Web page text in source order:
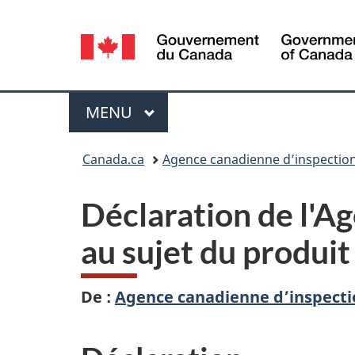
Sélection
de
la
langue
Menu
MENU PRINCIPAL
Canada.ca Agence canadienne
Déclaration de
au sujet du
De : Agence canadienne